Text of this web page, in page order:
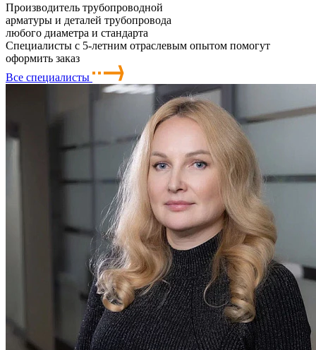
Производитель трубопроводной
арматуры и деталей трубопровода
любого диаметра и стандарта
Специалисты с 5-летним отраслевым опытом помогут
оформить заказ
Все специалисты